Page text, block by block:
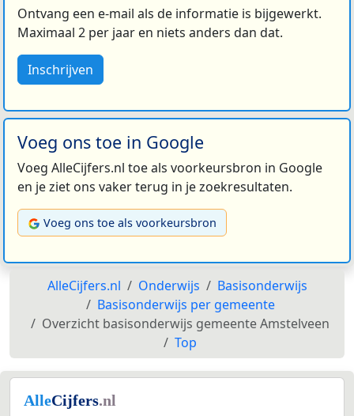
Ontvang een e-mail als de informatie is bijgewerkt.
Maximaal 2 per jaar en niets anders dan dat.
Inschrijven
Voeg ons toe in Google
Voeg AlleCijfers.nl toe als voorkeursbron in Google
en je ziet ons vaker terug in je zoekresultaten.
Voeg ons toe als voorkeursbron
AlleCijfers.nl Onderwijs
Basisonderwijs
Basisonderwijs per gemeente
Overzicht basisonderwijs gemeente Amstelveen
Top